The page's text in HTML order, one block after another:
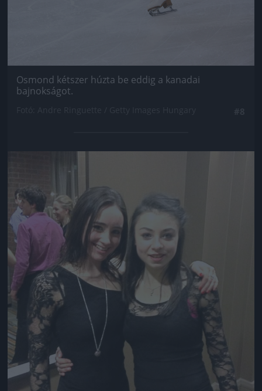
Osmond kétszer húzta be eddig a kanadai
bajnokságot.